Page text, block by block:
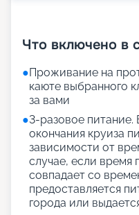
Что включено в
●Проживание на
каюте выбранного
за вами
●3-разовое питание.
окончания круиза
зависимости от
случае, если время
совпадает со
предоставляется
города или